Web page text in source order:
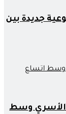
جديدة بين
الأسري وسط